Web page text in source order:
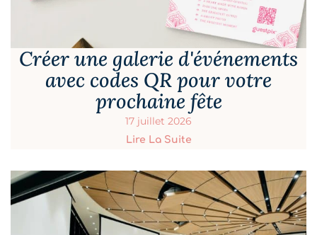
Créer une galerie d'événements
avec codes QR pour votre
prochaine fête
17 juillet 2026
Lire La Suite